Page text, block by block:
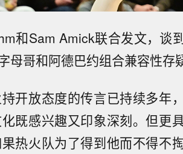
和Sam Amick联合发文，谈
母哥和阿德巴约组合兼容性存
开放态度的传言已持续多年
既感兴趣又印象深刻。但更
热火队为了得到他而不得不